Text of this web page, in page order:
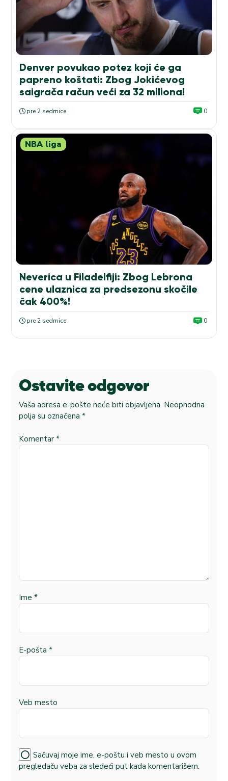
Denver povukao potez koji će ga
papreno koštati: Zbog Jokićevog
saigrača račun veći za 32 miliona!
pre 2 sedmice 0
NBA liga
Neverica u Filadelfiji: Zbog Lebrona
cene ulaznica za predsezonu skočile
čak 400%!
pre 2 sedmice 0
Ostavite odgovor
Vaša adresa e-pošte neće biti objavljena. Neophodna
polja su označena *
Komentar *
Ime *
E-pošta *
Veb mesto
Sačuvaj moje ime, e-poštu i veb mesto u ovom
pregledaču veba za sledeći put kada komentarišem.